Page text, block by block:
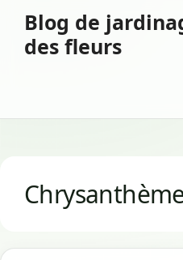
contenu
Blog de
des fleurs